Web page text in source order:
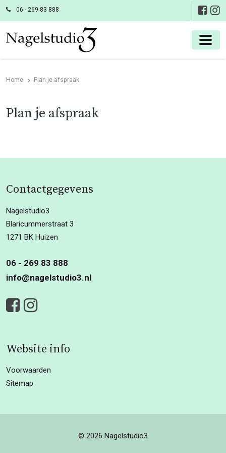
06 - 269 83 888
Home Plan je afspraak
Plan je afspraak
Contactgegevens
Nagelstudio3
Blaricummerstraat 3
1271 BK Huizen
06 - 269 83 888
info@nagelstudio3.nl
Website info
Voorwaarden
Sitemap
© 2026 Nagelstudio3